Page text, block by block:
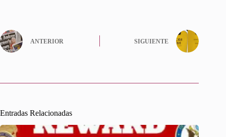
ANTERIOR SIGUIENTE
Entradas Relacionadas